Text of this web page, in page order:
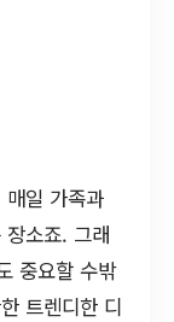
일 가족과
소죠. 그래
중요할 수밖
트렌디한 디